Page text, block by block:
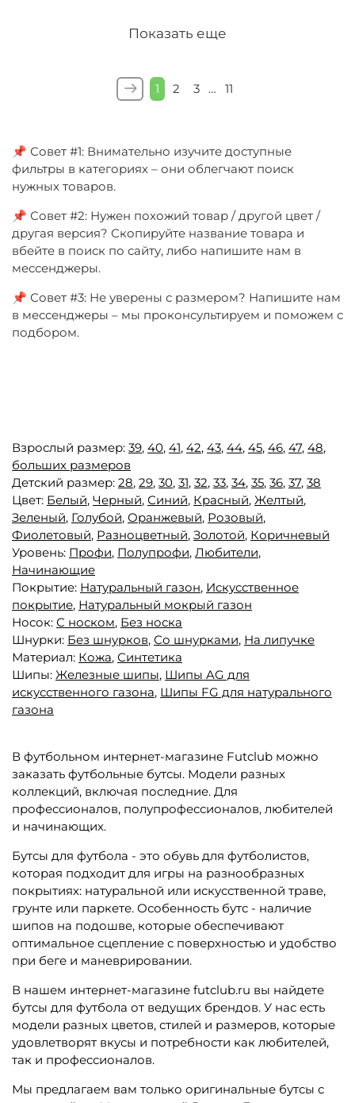
Показать еще
1 2 3 … 11
📌 Совет #1: Внимательно изучите доступные
фильтры в категориях – они облегчают поиск
нужных товаров.
📌 Совет #2: Нужен похожий товар / другой цвет /
другая версия? Скопируйте название товара и
вбейте в поиск по сайту, либо напишите нам в
мессенджеры.
📌 Совет #3: Не уверены с размером? Напишите нам
в мессенджеры – мы проконсультируем и поможем с
подбором.
Взрослый размер: 39, 40, 41, 42, 43, 44, 45, 46, 47, 48,
больших размеров
Детский размер: 28, 29, 30, 31, 32, 33, 34, 35, 36, 37, 38
Цвет: Белый, Черный, Синий, Красный, Желтый,
Зеленый, Голубой, Оранжевый, Розовый,
Фиолетовый, Разноцветный, Золотой, Коричневый
Уровень: Профи, Полупрофи, Любители,
Начинающие
Покрытие: Натуральный газон, Искусственное
покрытие, Натуральный мокрый газон
Носок: С носком, Без носка
Шнурки: Без шнурков, Со шнурками, На липучке
Материал: Кожа, Синтетика
Шипы: Железные шипы, Шипы AG для
искусственного газона, Шипы FG для натурального
газона
В футбольном интернет-магазине Futclub можно
заказать футбольные бутсы. Модели разных
коллекций, включая последние. Для
профессионалов, полупрофессионалов, любителей
и начинающих.
Бутсы для футбола - это обувь для футболистов,
которая подходит для игры на разнообразных
покрытиях: натуральной или искусственной траве,
грунте или паркете. Особенность бутс - наличие
шипов на подошве, которые обеспечивают
оптимальное сцепление с поверхностью и удобство
при беге и маневрировании.
В нашем интернет-магазине futclub.ru вы найдете
бутсы для футбола от ведущих брендов. У нас есть
модели разных цветов, стилей и размеров, которые
удовлетворят вкусы и потребности как любителей,
так и профессионалов.
Мы предлагаем вам только оригинальные бутсы с